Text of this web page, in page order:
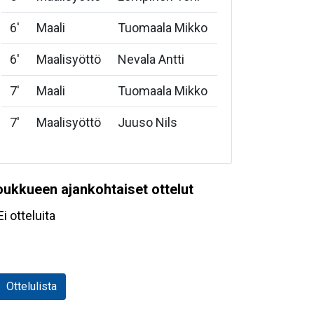
6' Maali Tuomaala Mikko
6' Maalisyöttö Nevala Antti
7' Maali Tuomaala Mikko
7' Maalisyöttö Juuso Nils
ajankohtaiset ottelut
otteluita
Ottelulista